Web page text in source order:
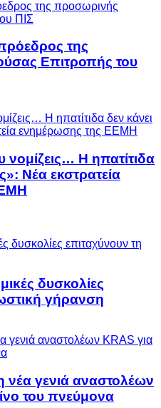
της
Επιτροπής του
νομίζεις… Η ηπατίτιδα
Νέα εκστρατεία
δυσκολίες
γήρανση
γενιά αναστολέων
του πνεύμονα